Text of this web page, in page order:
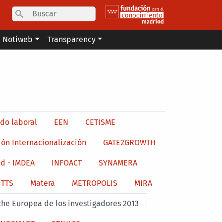
Search
Notiweb Transparency
laboral EEN CETISME
Internacionalización GATE2GROWTH
- IMDEA INFOACT SYNAMERA
Matera METROPOLIS MIRA
Europea de los investigadores 2013